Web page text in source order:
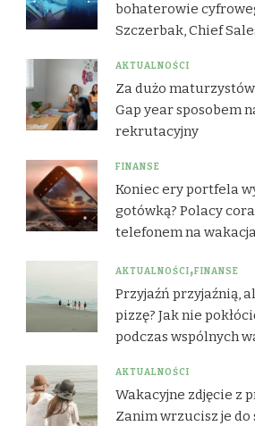
bohaterowie
Szczerbak, Chief
AKTUALNOŚCI
Za dużo
Gap year sposobem
rekrutacyjny
FINANSE
Koniec ery portfela
gotówką? Polacy
telefonem na
AKTUALNOŚCI FINANSE
Przyjaźń przyjaźnią,
pizzę? Jak nie
podczas wspólnych
AKTUALNOŚCI
Wakacyjne zdjęcie z
Zanim wrzucisz je do